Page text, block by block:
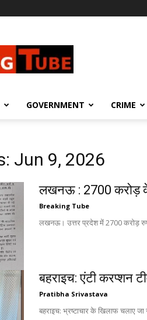
GOVERNMENT CRIME
Jun 9, 2026
लखनऊ : 2700 करोड़ के
Breaking Tube
लखनऊ। उत्तर प्रदेश में 2700 करोड़
बहराइच: एंटी करप्शन
Pratibha Srivastava
बहराइच: भ्रष्टाचार के खिलाफ चलाए जा